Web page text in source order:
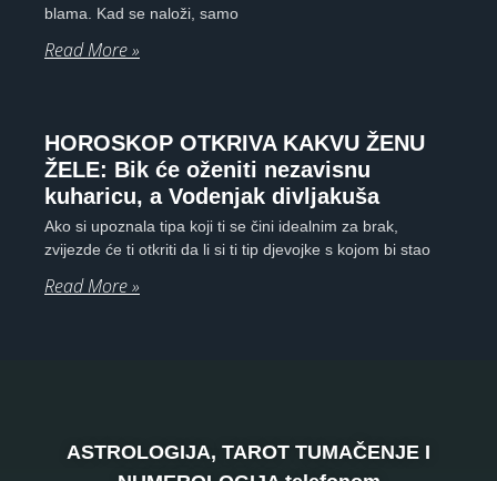
blama. Kad se naloži, samo
Read More »
HOROSKOP OTKRIVA KAKVU ŽENU
ŽELE: Bik će oženiti nezavisnu
kuharicu, a Vodenjak divljakuša
Ako si upoznala tipa koji ti se čini idealnim za brak,
zvijezde će ti otkriti da li si ti tip djevojke s kojom bi stao
Read More »
ASTROLOGIJA, TAROT TUMAČENJE I